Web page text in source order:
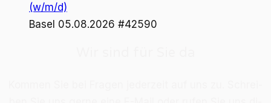
(w/m/d)
Basel 05.08.2026 #42590